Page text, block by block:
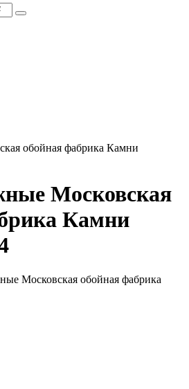
обойная фабрика Камни
Московская
Камни